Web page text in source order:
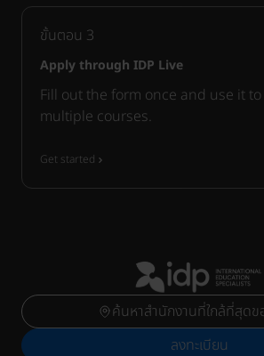
ขั้นตอน 3
Apply through IDP Live
Fill out the form once and use it
multiple courses.
Get started
ค้นหาสำนักงานที่ใกล้ที่สุดข
ลงทะเบียน